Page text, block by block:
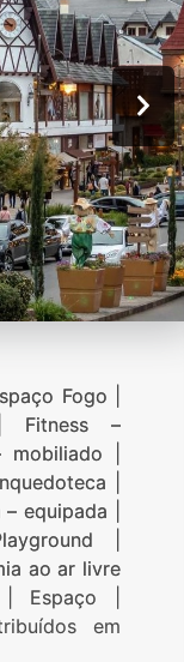
Fogo |
Fitness –
|
|
equipada |
|
ao ar livre
Espaço |
em